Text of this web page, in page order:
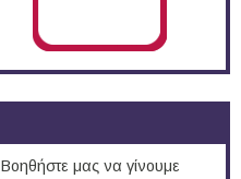
Βοηθήστε μας να γίνουμε